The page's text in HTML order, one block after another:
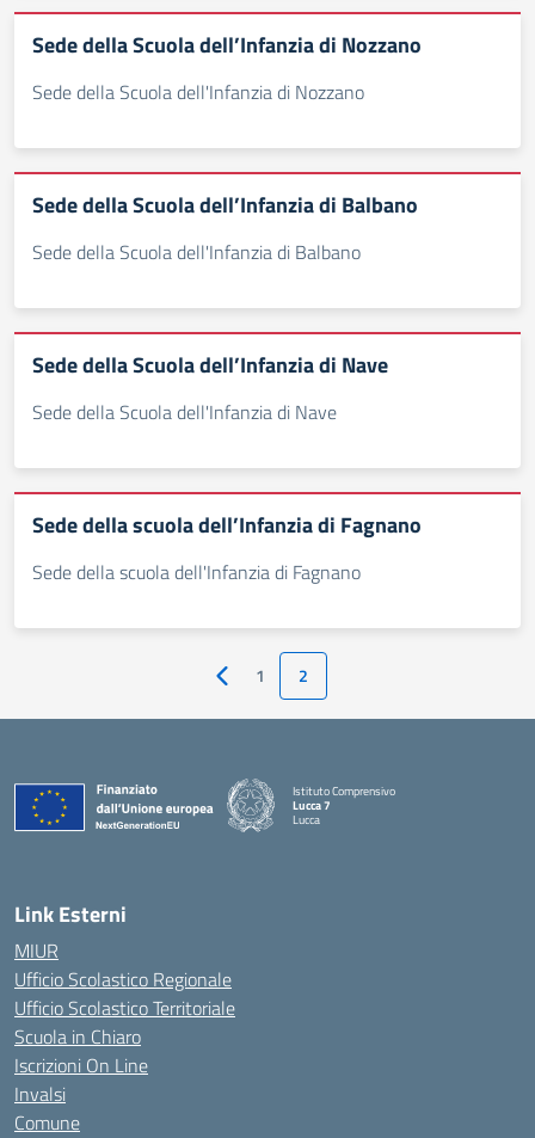
Sede della Scuola dell’Infanzia di Nozzano
Sede della Scuola dell'Infanzia di Nozzano
Sede della Scuola dell’Infanzia di Balbano
Sede della Scuola dell'Infanzia di Balbano
Sede della Scuola dell’Infanzia di Nave
Sede della Scuola dell'Infanzia di Nave
Sede della scuola dell’Infanzia di Fagnano
Sede della scuola dell'Infanzia di Fagnano
Pagina precedente
1 2
Istituto Comprensivo
Lucca 7
Lucca
Link Esterni
MIUR
Ufficio Scolastico Regionale
Ufficio Scolastico Territoriale
Scuola in Chiaro
Iscrizioni On Line
Invalsi
Comune